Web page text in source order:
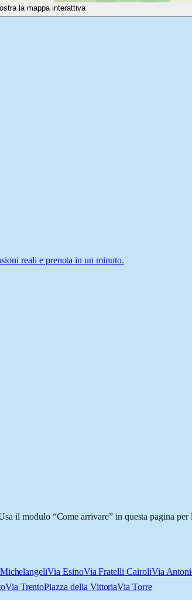
la mappa interattiva
reali e prenota in un minuto.
il modulo “Come arrivare” in questa pagina per
Via EsinoVia Fratelli CairoliVia
Via TrentoPiazza della VittoriaVia Torre